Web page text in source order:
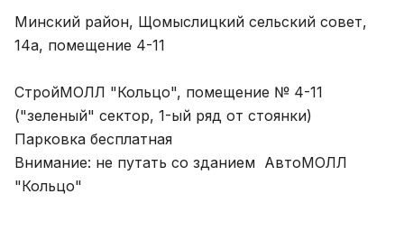
Минский район, Щомыслицкий сельский совет,
14а, помещение 4-11
СтройМОЛЛ "Кольцо", помещение № 4-11
("зеленый" сектор, 1-ый ряд от стоянки)
Парковка бесплатная
Внимание: не путать со зданием АвтоМОЛЛ
"Кольцо"